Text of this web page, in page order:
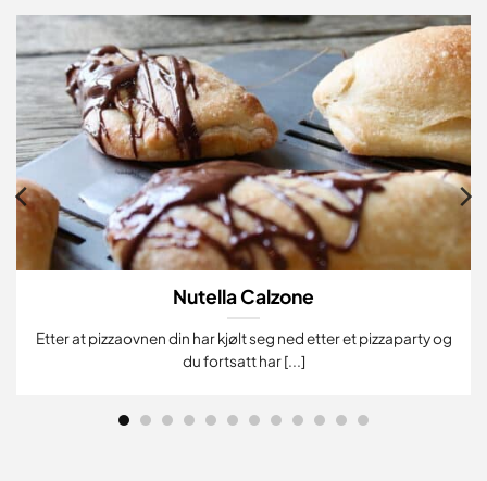
Nutella Calzone
Etter at pizzaovnen din har kjølt seg ned etter et pizzaparty og
du fortsatt har [...]